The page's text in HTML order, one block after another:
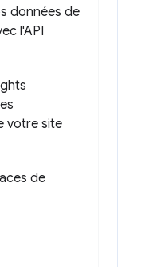
données de
l'API
votre site
de